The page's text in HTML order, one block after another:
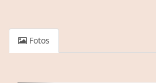
Fotos